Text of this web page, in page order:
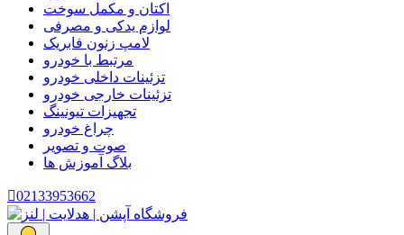
اکتان و مکمل سوخت
لوازم یدکی و مصرفی
لامپ زنون فابریک
مرتبط با خودرو
تزئینات داخلی خودرو
تزئینات خارجی خودرو
تجهیزات تیونینگ
چراغ خودرو
صوت و تصویر
بلاگ آموزش ها
02133953662